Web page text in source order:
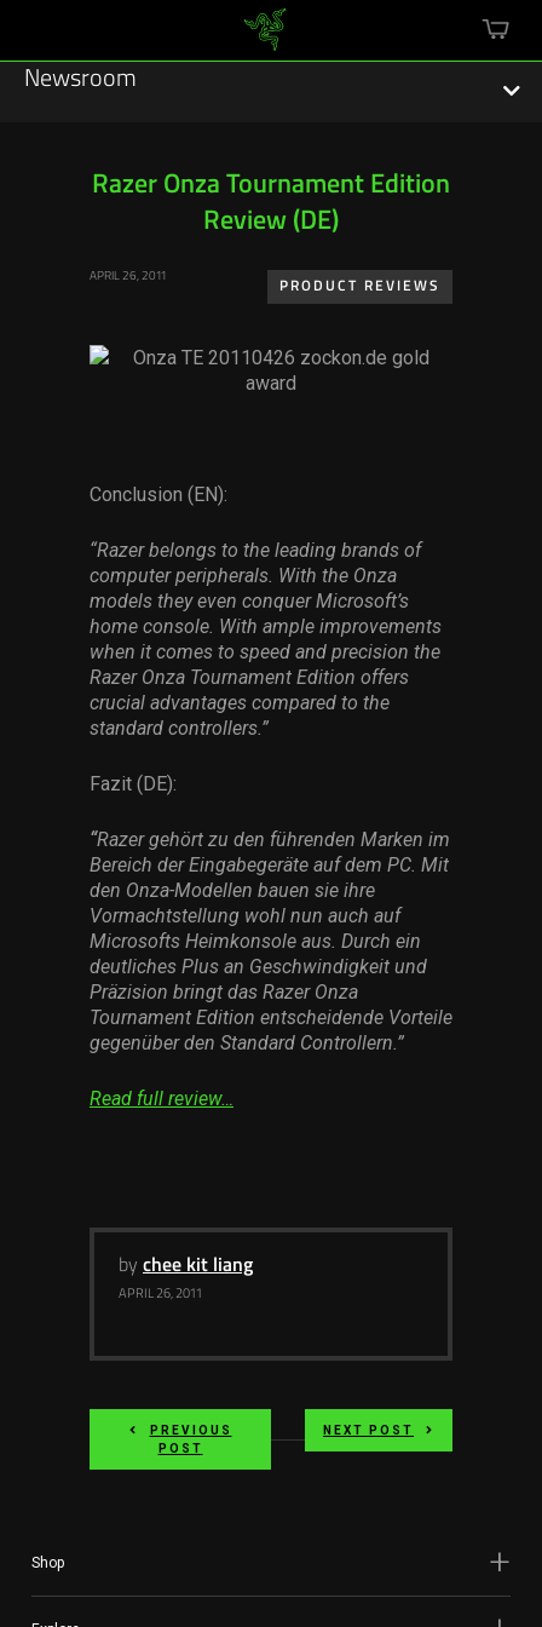
cart
Newsroom
Sustainability
Software
Services
Others
Press Contacts
Press Assets
Razer Onza Tournament Edition
Review (DE)
APRIL 26, 2011
PRODUCT REVIEWS
Conclusion (EN):
“Razer belongs to the leading brands of
computer peripherals. With the Onza
models they even conquer Microsoft’s
home console. With ample improvements
when it comes to speed and precision the
Razer Onza Tournament Edition offers
crucial advantages compared to the
standard controllers.”
Fazit (DE):
“Razer gehört zu den führenden Marken im
Bereich der Eingabegeräte auf dem PC. Mit
den Onza-Modellen bauen sie ihre
Vormachtstellung wohl nun auch auf
Microsofts Heimkonsole aus. Durch ein
deutliches Plus an Geschwindigkeit und
Präzision bringt das Razer Onza
Tournament Edition entscheidende Vorteile
gegenüber den Standard Controllern.”
Read full review…
by chee kit liang
APRIL 26, 2011
PREVIOUS
POST
NEXT POST
Shop